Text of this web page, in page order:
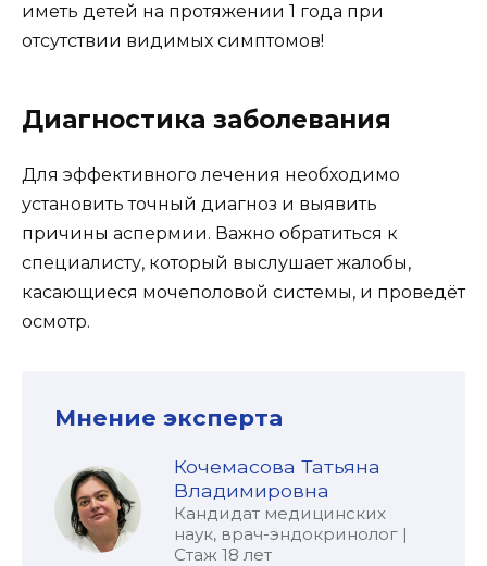
иметь детей на протяжении 1 года при
отсутствии видимых симптомов!
Диагностика заболевания
Для эффективного лечения необходимо
установить точный диагноз и выявить
причины аспермии. Важно обратиться к
специалисту, который выслушает жалобы,
касающиеся мочеполовой системы, и проведёт
осмотр.
Мнение эксперта
Кочемасова Татьяна
Владимировна
Кандидат медицинских
наук, врач-эндокринолог |
Стаж 18 лет